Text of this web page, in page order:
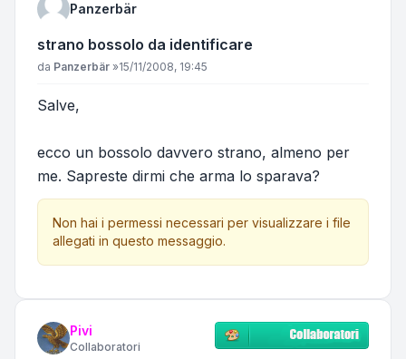
Panzerbär
strano bossolo da identificare
Messaggio
da Panzerbär »15/11/2008, 19:45
Salve,
ecco un bossolo davvero strano, almeno per
me. Sapreste dirmi che arma lo sparava?
Non hai i permessi necessari per visualizzare i file
allegati in questo messaggio.
Pivi
Collaboratori